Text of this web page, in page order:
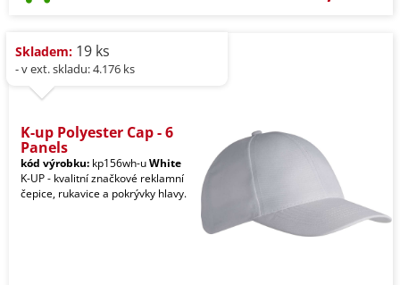
Skladem: 19 ks
- v ext. skladu: 4.176 ks
K-up Polyester Cap - 6
Panels
kód výrobku: kp156wh-uWhite
K-UP - kvalitní značkové reklamní
čepice, rukavice a pokrývky hlavy.